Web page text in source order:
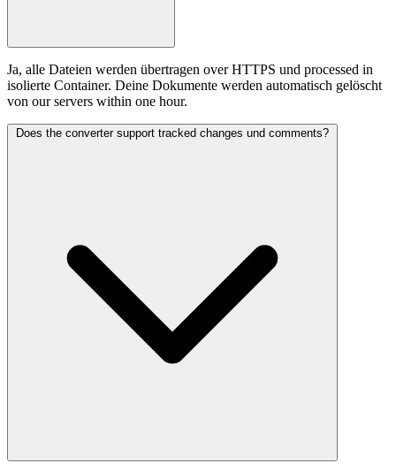
Ja, alle Dateien werden übertragen over HTTPS und processed in
isolierte Container. Deine Dokumente werden automatisch gelöscht
von our servers within one hour.
Does the converter support tracked changes und comments?